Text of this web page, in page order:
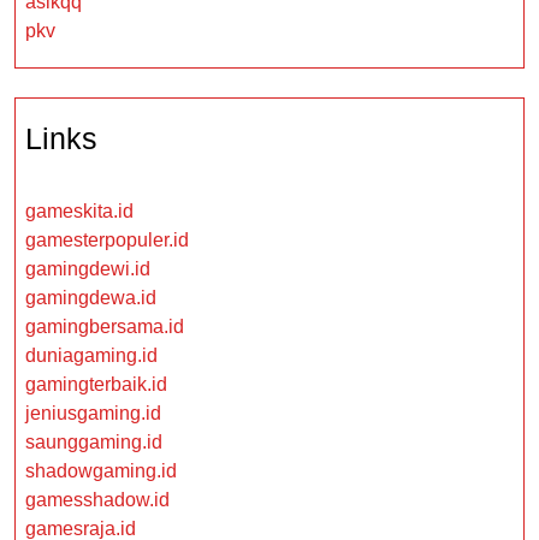
pkv
Links
gameskita.id
gamesterpopuler.id
gamingdewi.id
gamingdewa.id
gamingbersama.id
duniagaming.id
gamingterbaik.id
jeniusgaming.id
saunggaming.id
shadowgaming.id
gamesshadow.id
gamesraja.id